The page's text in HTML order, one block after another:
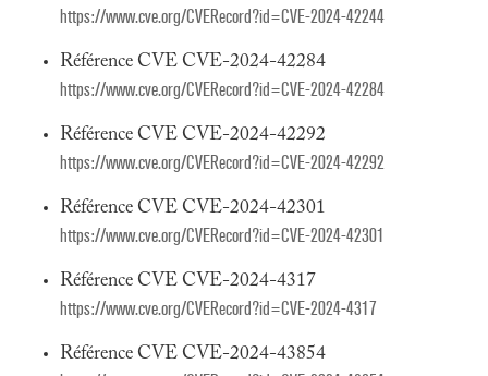
https://www.cve.org/CVERecord?id=CVE-2024-42244
Référence CVE CVE-2024-42284
https://www.cve.org/CVERecord?id=CVE-2024-42284
Référence CVE CVE-2024-42292
https://www.cve.org/CVERecord?id=CVE-2024-42292
Référence CVE CVE-2024-42301
https://www.cve.org/CVERecord?id=CVE-2024-42301
Référence CVE CVE-2024-4317
https://www.cve.org/CVERecord?id=CVE-2024-4317
Référence CVE CVE-2024-43854